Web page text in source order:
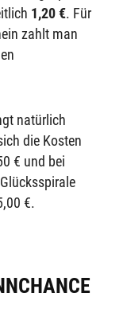
1,20 €. Für
zahlt man
natürlich
die Kosten
€ und bei
€.